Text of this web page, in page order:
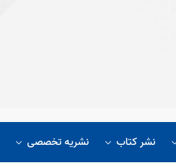
نشر کتاب نشریه تخصصی